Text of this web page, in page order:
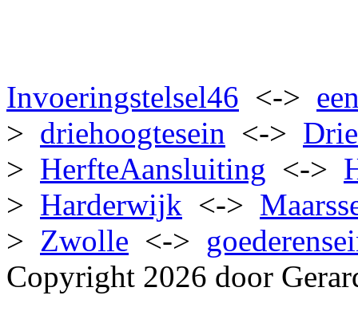
Invoeringstelsel46 <->
> driehoogtesein <->
> HerfteAansluiting <->
> Harderwijk <->
> Zwolle <->
Copyright 2026 door